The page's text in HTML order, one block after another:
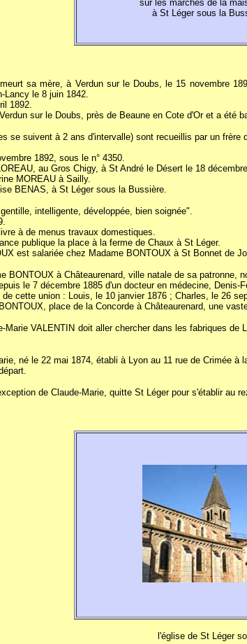
sur les marches de la
à St Léger sous la
sa mère, à Verdun sur le Doubs, le 15 novembre
Lancy le 8 juin 1842.
1892.
sur le Doubs, près de Beaune en Cote d'Or et a été
suivent à 2 ans d'intervalle) sont recueillis par un frère
1892, sous le n° 4350.
au Gros Chigy, à St André le Désert le 18
MOREAU à Sailly.
BENAS, à St Léger sous la Bussière.
intelligente, développée, bien soignée".
à de menus travaux domestiques.
publique la place à la ferme de Chaux à St Léger.
est salariée chez Madame BONTOUX à St Bonnet de
BONTOUX à Châteaurenard, ville natale de sa patronne,
le 7 décembre 1885 d'un docteur en médecine, Denis-
cette union : Louis, le 10 janvier 1876 ; Charles, le 26
place de la Concorde à Châteaurenard, une
VALENTIN doit aller chercher dans les fabriques
né le 22 mai 1874, établi à Lyon au 11 rue de Crimée à
de Claude-Marie, quitte St Léger pour s'établir au
l'église de St Léger